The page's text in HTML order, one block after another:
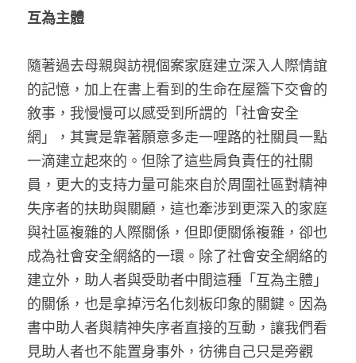
互為主體
隨著過去母親與訪視個案家庭建立深入人際情誼
的記憶，加上在書上看到的生命在屋簷下交會的
敘事，我慢慢可以感受到所謂的「社會安全
網」，其實是靠著願意多走一哩路的社關員一點
一滴建立起來的。但除了這些肩負責任的社關
員，更大的支持力量可能來自於周圍社區對精神
失序者的扶助與關顧，這也牽涉到更深入的家庭
與社區複雜的人際關係，但即便關係複雜，卻也
成為社會安全網絡的一環。除了社會安全網絡的
建立外，助人者與受助者中間這種「互為主體」
的關係，也是拿掉污名化刻板印象的關鍵。因為
書中助人者與精神失序者直接的互動，讓我們看
見助人者也不能置身事外，彷彿自己只是旁觀